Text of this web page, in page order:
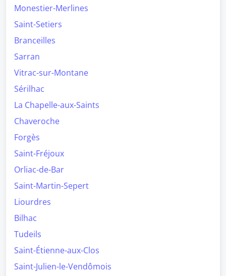
Monestier-Merlines
Saint-Setiers
Branceilles
Sarran
Vitrac-sur-Montane
Sérilhac
La Chapelle-aux-Saints
Chaveroche
Forgès
Saint-Fréjoux
Orliac-de-Bar
Saint-Martin-Sepert
Liourdres
Bilhac
Tudeils
Saint-Étienne-aux-Clos
Saint-Julien-le-Vendômois